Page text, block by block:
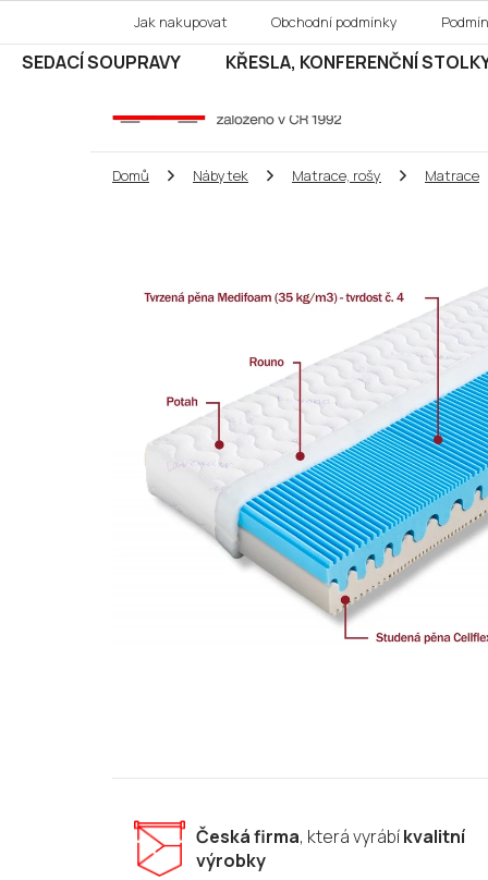
obsah
Jak nakupovat Obchodní podmínky
SEDACÍ SOUPRAVY KŘESLA, KONFERENČNÍ
Domů Nábytek Matrace, rošy Matrace
Česká firma, která vyrábíkvalitní
výrobky